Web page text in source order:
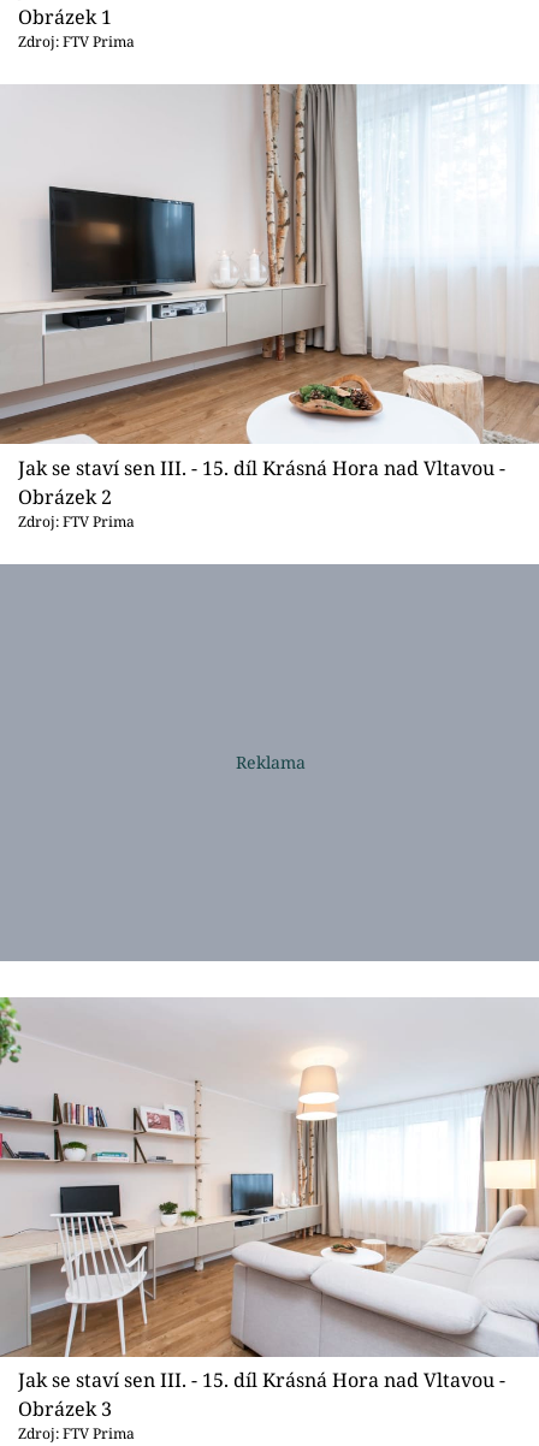
Přihlášení
Obrázek 1
Zdroj: FTV Prima
Jak se staví sen III. - 15. díl Krásná Hora nad Vltavou -
Obrázek 2
Zdroj: FTV Prima
Jak se staví sen III. - 15. díl Krásná Hora nad Vltavou -
Obrázek 3
Zdroj: FTV Prima